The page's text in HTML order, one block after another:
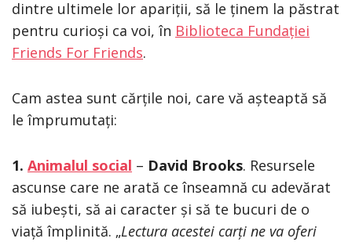
dintre ultimele lor apariții, să le ținem la păstrat
pentru curioși ca voi, în Biblioteca Fundației
Friends For Friends.
Cam astea sunt cărțile noi, care vă așteaptă să
le împrumutați:
1. Animalul social – David Brooks. Resursele
ascunse care ne arată ce înseamnă cu adevărat
să iubești, să ai caracter și să te bucuri de o
viață împlinită. „Lectura acestei carți ne va oferi